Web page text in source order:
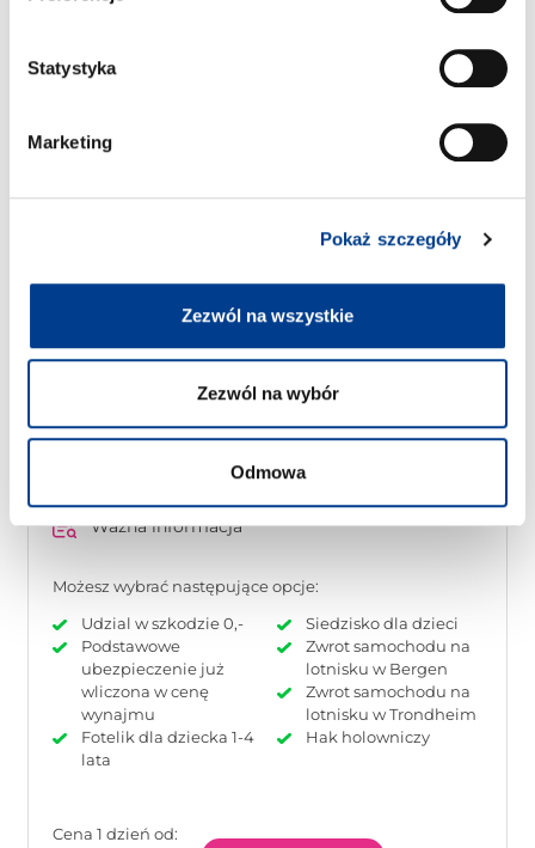
Statystyka
Marketing
Pokaż szczegóły
Zezwól na wszystkie
Zezwól na wybór
Odmowa
Transporter Pick-up T5/T6 DOKA
Free milage / unlimited km 3 5 Diesel
Towarowy
Hak holowniczy
A/C
Manualna skrzynia biegów
Ważna informacja
Możesz wybrać następujące opcje:
Udzial w szkodzie 0,-
Podstawowe
ubezpieczenie już
wliczona w cenę
wynajmu
Fotelik dla dziecka 1-4
lata
Siedzisko dla dzieci
Zwrot samochodu na
lotnisku w Bergen
Zwrot samochodu na
lotnisku w Trondheim
Hak holowniczy
Cena 1 dzień od: